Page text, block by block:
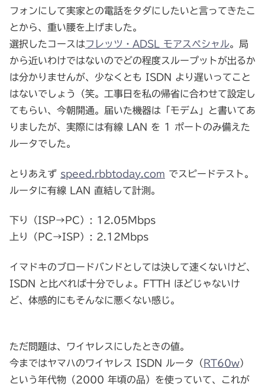
フォンにして実家との電話をタダにしたいと言ってきたこ
とから、重い腰を上げました。
選択したコースはフレッツ・ADSL モアスペシャル。局
から近いわけではないのでどの程度スループットが出るか
は分かりませんが、少なくとも ISDN より遅いってこと
はないでしょう（笑。工事日を私の帰省に合わせて設定し
てもらい、今朝開通。届いた機器は「モデム」と書いてあ
りましたが、実際には有線 LAN を 1 ポートのみ備えた
ルータでした。
とりあえず speed.rbbtoday.com でスピードテスト。
ルータに有線 LAN 直結して計測。
下り（ISP→PC）: 12.05Mbps
上り（PC→ISP）: 2.12Mbps
イマドキのブロードバンドとしては決して速くないけど、
ISDN と比べれば十分でしょ。FTTH ほどじゃないけ
ど、体感的にもそんなに悪くない感じ。
ただ問題は、ワイヤレスにしたときの値。
今まではヤマハのワイヤレス ISDN ルータ（ RT60w）
という年代物（2000 年頃の品）を使っていて、これが